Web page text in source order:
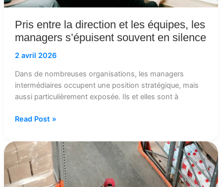
Pris entre la direction et les équipes, les
managers s’épuisent souvent en silence
2 avril 2026
Dans de nombreuses organisations, les managers
intermédiaires occupent une position stratégique, mais
aussi particulièrement exposée. Ils et elles sont à
silence
Read Post »
La
réputation
professionnelle
se